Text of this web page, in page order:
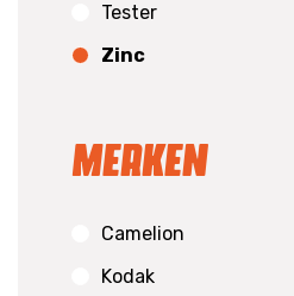
Tester
Zinc
Merken
Camelion
Kodak